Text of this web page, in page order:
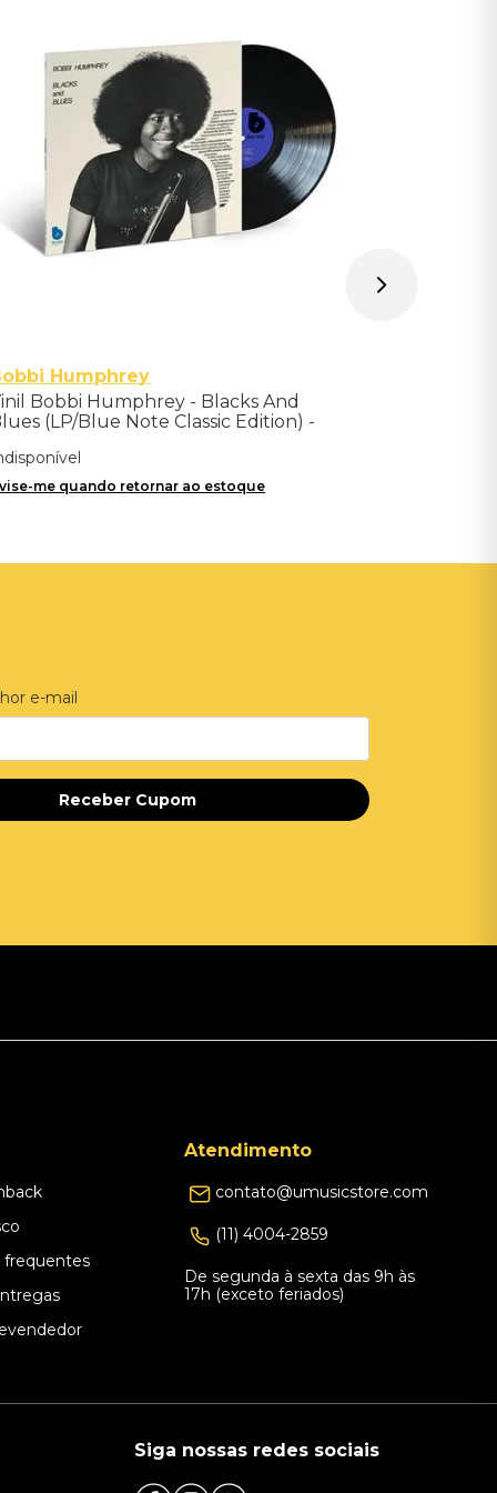
Humphrey
Bobbi Humphrey - Blacks And
(LP/Blue Note Classic Edition) -
me quando retornar ao estoque
e-mail
Receber Cupom
frequentes
Atendimento
contato@umusicstore.com
(11) 4004-2859
De segunda à sexta das 9h às
17h (exceto feriados)
Siga nossas redes sociais